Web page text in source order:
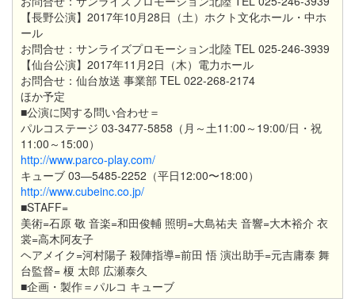
【長野公演】2017年10月28日（土）ホクト文化ホール・中ホ
ール
お問合せ：サンライズプロモーション北陸 TEL 025-246-3939
【仙台公演】2017年11月2日（木）電力ホール
お問合せ：仙台放送 事業部 TEL 022-268-2174
ほか予定
■公演に関する問い合わせ＝
パルコステージ 03-3477-5858（月～土11:00～19:00/日・祝
11:00～15:00）
http://www.parco-play.com/
キューブ 03—5485-2252（平日12:00〜18:00）
http://www.cubeinc.co.jp/
■STAFF=
美術=石原 敬 音楽=和田俊輔 照明=大島祐夫 音響=大木裕介 衣
裳=高木阿友子
ヘアメイク=河村陽子 殺陣指導=前田 悟 演出助手=元吉庸泰 舞
台監督= 榎 太郎 広瀬泰久
■企画・製作＝パルコ キューブ